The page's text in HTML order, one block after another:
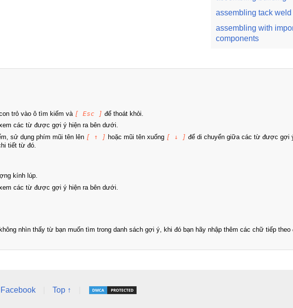
assembling tack weld
assembling with
components
trỏ vào ô tìm kiếm và [ Esc ] để thoát khỏi.
các từ được gợi ý hiện ra bên dưới.
sử dụng phím mũi tên lên [ ↑ ] hoặc mũi tên xuống [ ↓ ] để di chuyển giữa các từ được gợi
tiết từ đó.
kính lúp.
các từ được gợi ý hiện ra bên dưới.
nhìn thấy từ bạn muốn tìm trong danh sách gợi ý, khi đó bạn hãy nhập thêm các chữ tiếp theo
Facebook Top ↑